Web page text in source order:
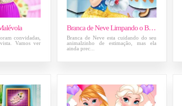
convidadas,
Vamos ver
Branca de Neve Limpando o Banheiro
Branca de Neve esta cuidando do seu
animalzinho de estimação, mas ela
ainda prec...